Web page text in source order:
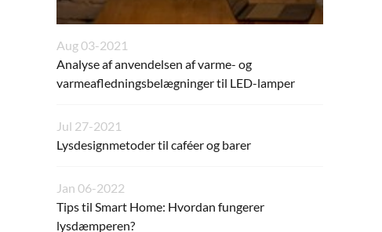
Aug 03-2021
Analyse af anvendelsen af varme- og
varmeafledningsbelægninger til LED-lamper
Jul 27-2021
Lysdesignmetoder til caféer og barer
Jan 06-2022
Tips til Smart Home: Hvordan fungerer
lysdæmperen?